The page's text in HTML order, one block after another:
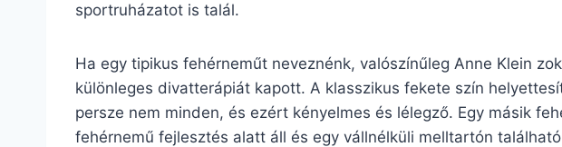
sportruházatot is talál.
Ha egy tipikus fehérneműt neveznénk, valószínűleg Anne Klein
különleges divatterápiát kapott. A klasszikus fekete szín
persze nem minden, és ezért kényelmes és lélegző. Egy másik
fehérnemű fejlesztés alatt áll és egy vállnélküli melltartón